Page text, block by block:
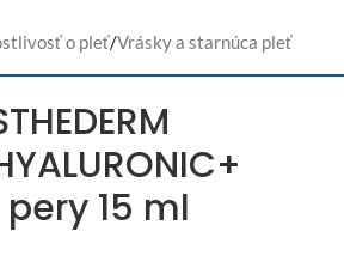
o pleť/Vrásky a starnúca pleť
15 ml